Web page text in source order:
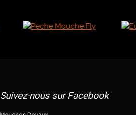
Suivez-nous sur Facebook